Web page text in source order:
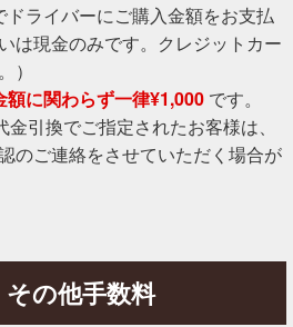
ライバーにご購入金額をお支払
は現金のみです。クレジットカー
）
額に関わらず一律¥1,000です。
引換でご指定されたお客様は、
のご連絡をさせていただく場合が
の他手数料